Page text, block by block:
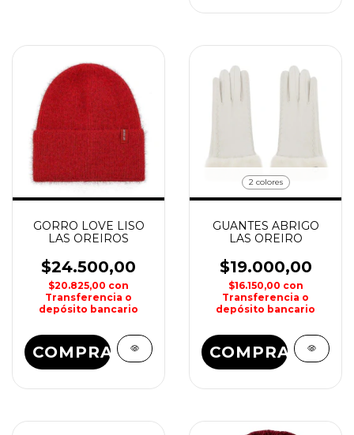
GORRO LOVE LISO
LAS OREIROS
$24.500,00
$20.825,00 con
Transferencia o
depósito bancario
COMPRAR
2 colores
GUANTES ABRIGO
LAS OREIRO
$19.000,00
$16.150,00 con
Transferencia o
depósito bancario
COMPRAR